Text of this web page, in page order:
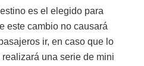
es el elegido para
este cambio no causará
ir, en caso que lo
una serie de mini